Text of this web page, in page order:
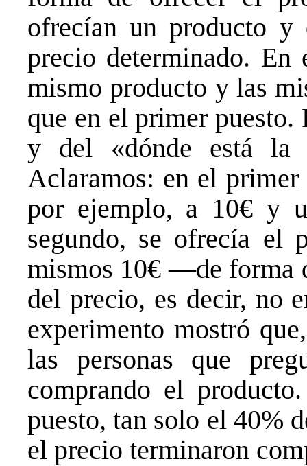
ofrecían un producto y
precio determinado. En
mismo producto y las
que en el primer puesto.
y del «dónde está
Aclaramos: en el
por ejemplo, a 10€ y
segundo, se ofrecía el
mismos 10€ —de forma
del precio, es decir, no
experimento mostró
las personas que
comprando el
puesto, tan solo el 40%
el precio terminaron